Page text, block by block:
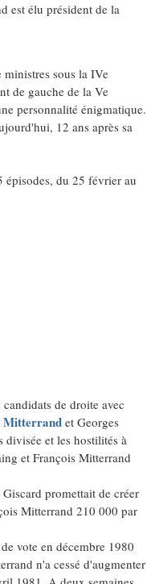
est élu président de la
ministres sous la IVe
de gauche de la Ve
personnalité énigmatique.
12 ans après sa
du 25 février au
de droite avec
Mitterrand et Georges
divisée et les hostilités à
et François Mitterrand
promettait de créer
Mitterrand 210 000 par
vote en décembre 1980
n'a cessé d'augmenter